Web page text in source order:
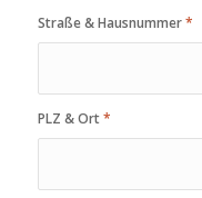
Straße & Hausnummer*
PLZ & Ort*